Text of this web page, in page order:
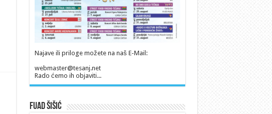
Najave ili priloge možete na naš E-Mail:
webmaster@tesanj.net
Rado ćemo ih objaviti...
Fuad Šišić